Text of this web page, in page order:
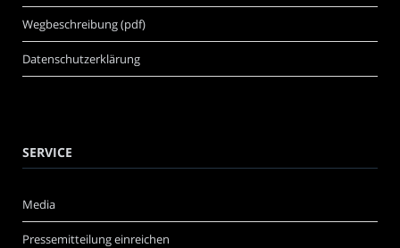
Wegbeschreibung (pdf)
Datenschutzerklärung
SERVICE
Media
Pressemitteilung einreichen